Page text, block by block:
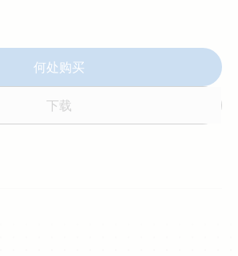
何处购买
下载